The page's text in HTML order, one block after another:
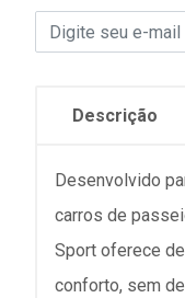
Descrição
Desenvolvido
carros de
Sport oferece
conforto, sem